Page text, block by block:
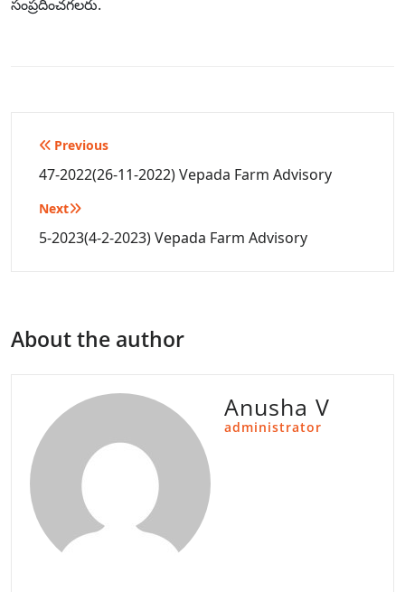
సంప్రదించగలరు.
Post
navigation
Previous
47-2022(26-11-2022) Vepada Farm Advisory
Next
5-2023(4-2-2023) Vepada Farm Advisory
About the author
Anusha V
administrator